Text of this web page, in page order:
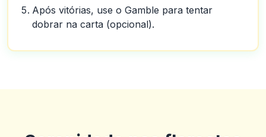
Após vitórias, use o Gamble para tentar
dobrar na carta (opcional).